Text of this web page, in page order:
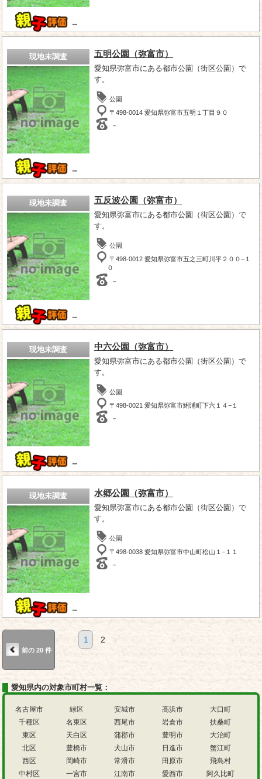
－
現地未調査
－
五明公園（弥富市）
愛知県弥富市にある都市公園（街区公園）で
す。
公園
〒498-0014 愛知県弥富市五明１丁目９０
－
現地未調査
－
五反波公園（弥富市）
愛知県弥富市にある都市公園（街区公園）で
す。
公園
〒498-0012 愛知県弥富市五之三町川平２００−１
０
－
現地未調査
－
中六公園（弥富市）
愛知県弥富市にある都市公園（街区公園）で
す。
公園
〒498-0021 愛知県弥富市鯏浦町下六１４−１
－
現地未調査
－
水郷公園（弥富市）
愛知県弥富市にある都市公園（街区公園）で
す。
公園
〒498-0038 愛知県弥富市中山町松山１−１１
－
前の 20 件
1 2
愛知県内の対象市町村一覧：
名古屋市
千種区
東区
北区
西区
中村区
緑区
名東区
天白区
豊橋市
岡崎市
一宮市
安城市
西尾市
蒲郡市
犬山市
常滑市
江南市
高浜市
岩倉市
豊明市
日進市
田原市
愛西市
大口町
扶桑町
大治町
蟹江町
飛島村
阿久比町